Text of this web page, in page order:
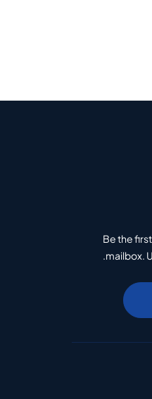
Be the
mailbox.